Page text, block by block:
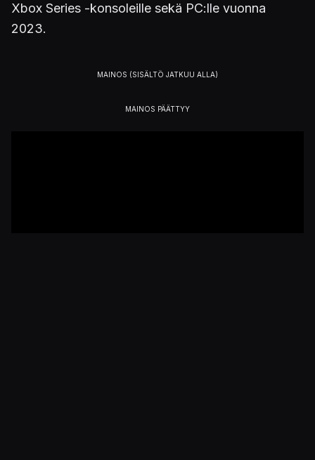
Xbox Series -konsoleille sekä PC:lle vuonna
2023.